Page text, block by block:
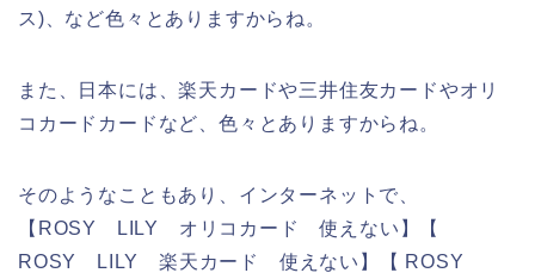
ス)、など色々とありますからね。
また、日本には、楽天カードや三井住友カードやオリ
コカードカードなど、色々とありますからね。
そのようなこともあり、インターネットで、
【ROSY LILY オリコカード 使えない】【
ROSY LILY 楽天カード 使えない】【 ROSY